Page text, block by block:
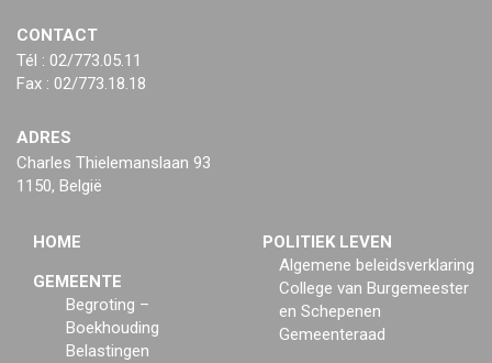
CONTACT
Tél : 02/773.05.11
Fax : 02/773.18.18
ADRES
Charles Thielemanslaan 93
1150, België
HOME
GEMEENTE
Begroting –
Boekhouding
Belastingen
POLITIEK LEVEN
Algemene beleidsverklaring
College van Burgemeester
en Schepenen
Gemeenteraad